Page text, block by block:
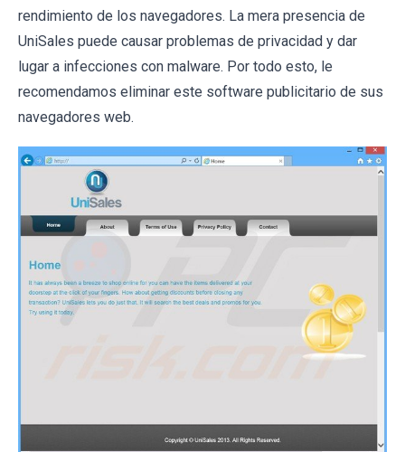
rendimiento de los navegadores. La mera presencia de
UniSales puede causar problemas de privacidad y dar
lugar a infecciones con malware. Por todo esto, le
recomendamos eliminar este software publicitario de sus
navegadores web.